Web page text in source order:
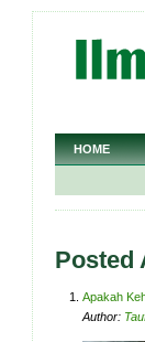
HOME
Posted
Apakah
Author: